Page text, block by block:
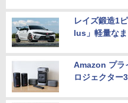
レイズ鍛造1
lus」軽量な
Amazon プラ
ロジェクター